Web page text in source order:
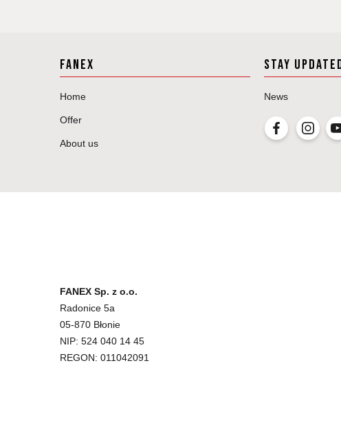
FANEX
Home
Offer
About us
STAY
News
FANEX Sp. z o.o.
Radonice 5a
05-870 Błonie
NIP: 524 040 14 45
REGON: 011042091